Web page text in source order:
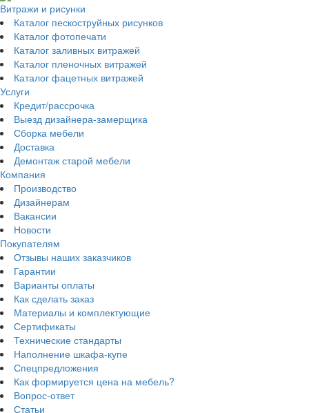
Витражи и рисунки
Каталог пескоструйных рисунков
Каталог фотопечати
Каталог заливных витражей
Каталог пленочных витражей
Каталог фацетных витражей
Услуги
Кредит/рассрочка
Выезд дизайнера-замерщика
Сборка мебели
Доставка
Демонтаж старой мебели
Компания
Производство
Дизайнерам
Вакансии
Новости
Покупателям
Отзывы наших заказчиков
Гарантии
Варианты оплаты
Как сделать заказ
Материалы и комплектующие
Сертификаты
Технические стандарты
Наполнение шкафа-купе
Спецпредложения
Как формируется цена на мебель?
Вопрос-ответ
Статьи